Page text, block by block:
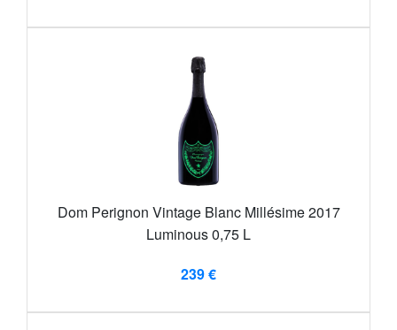
Dom Perignon Vintage Blanc Millésime 2017
Luminous 0,75 L
239 €